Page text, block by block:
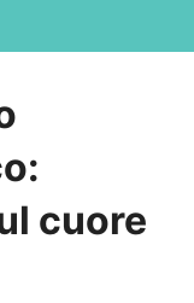
cuore